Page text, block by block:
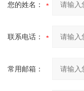
您的姓名：
联系电话：
常用邮箱：